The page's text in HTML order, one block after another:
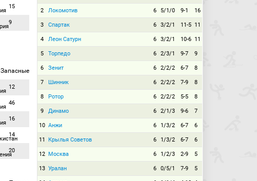
15
9
Запасные
12
46
16
14
20
2 Локомотив 6 5/1/0 9-1 16
3 Спартак 6 3/2/1 11-5 11
4 Леон Сатурн 6 3/2/1 10-6 11
5 Торпедо 6 2/3/1 9-7 9
6 Зенит 6 2/2/2 6-7 8
7 Шинник 6 2/2/2 7-9 8
8 Ротор 6 2/2/2 5-5 8
9 Динамо 6 2/1/3 9-6 7
10 Анжи 6 1/3/2 6-7 6
11 Крылья Советов 6 1/3/2 6-7 6
12 Москва 6 1/2/3 2-9 5
13 Уралан 6 0/5/1 7-9 5